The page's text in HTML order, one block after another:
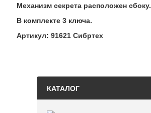
КАТАЛОГ
Механизм секрета расположен сбоку.
В комплекте 3 ключа.
Артикул: 91621 Сибртех